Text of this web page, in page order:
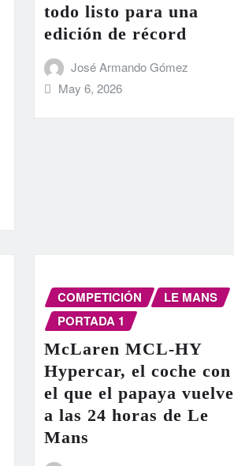
todo listo para una
edición de récord
José Armando Gómez
May 6, 2026
COMPETICIÓN
LE MANS
PORTADA 1
McLaren MCL-HY
Hypercar, el coche con
el que el papaya vuelve
a las 24 horas de Le
Mans